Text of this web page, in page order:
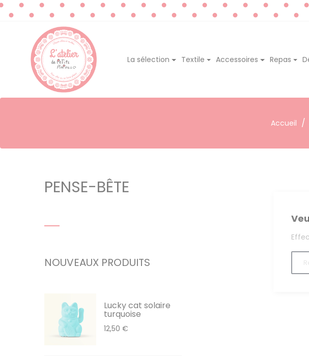
La sélection Textile Accessoires Repas
Accueil
PENSE-BÊTE
NOUVEAUX PRODUITS
Lucky cat solaire
turquoise
12,50 €